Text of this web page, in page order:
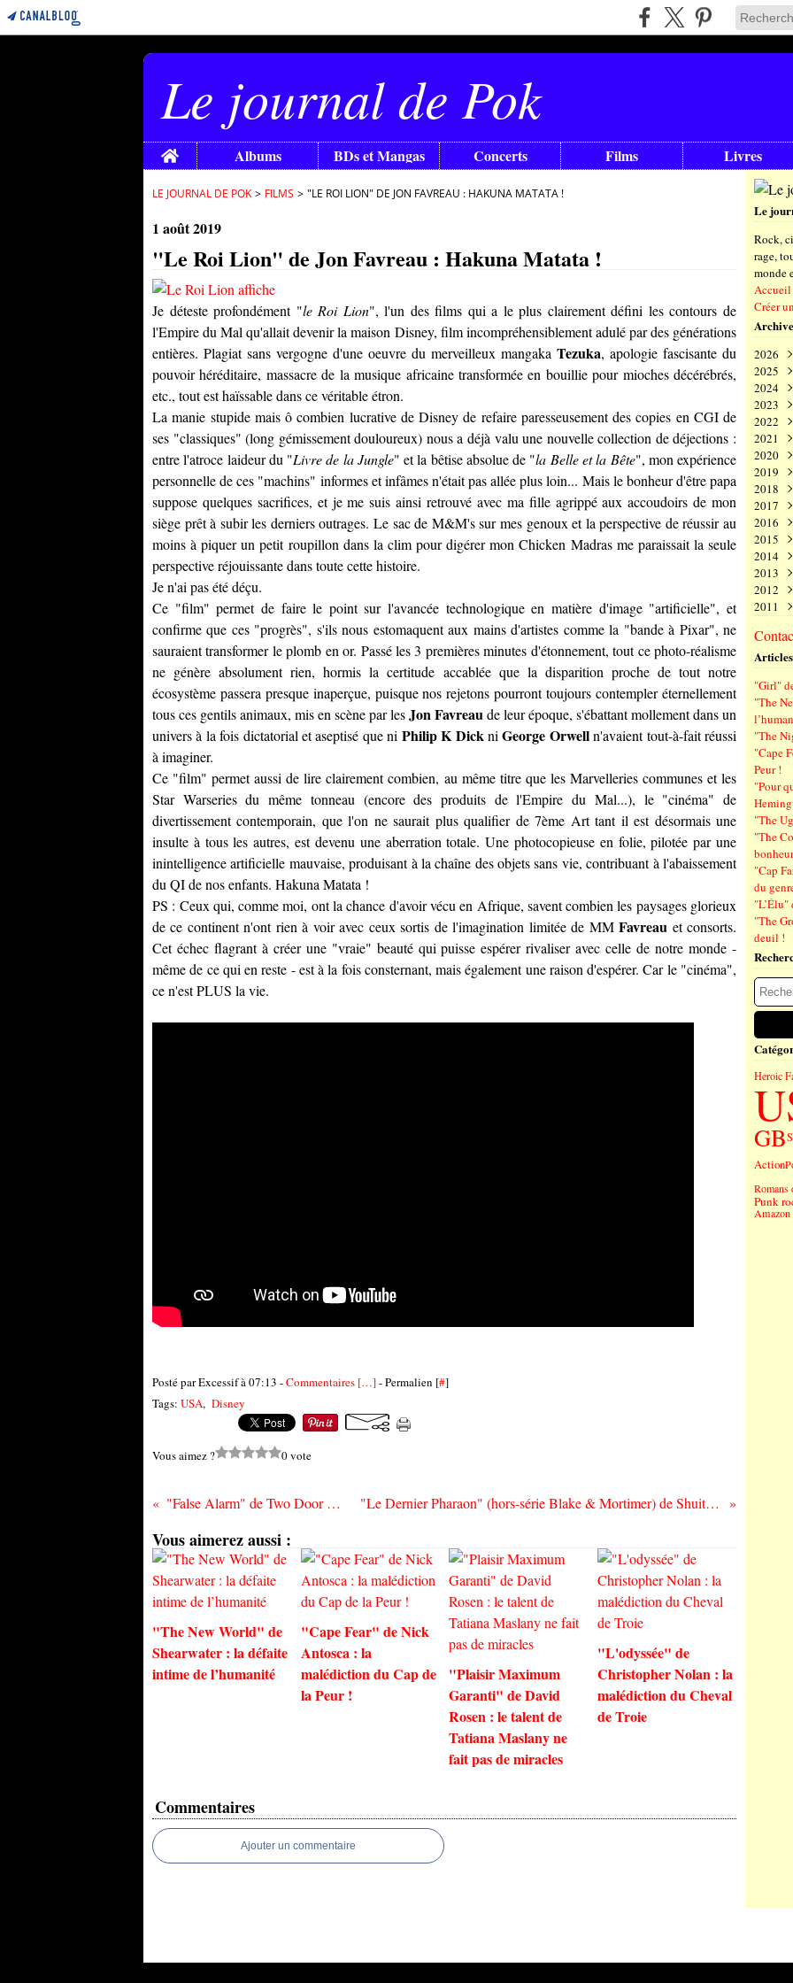
Le journal de Pok
Home Albums BDs et Mangas Concerts Films Livres
LE JOURNAL DE POK > FILMS > "LE ROI LION" DE JON FAVREAU : HAKUNA MATATA !
1 août 2019
"Le Roi Lion" de Jon Favreau : Hakuna Matata !
Je déteste profondément "le Roi Lion", l'un des films qui a le plus clairement défini les contours de
l'Empire du Mal qu'allait devenir la maison Disney, film incompréhensiblement adulé par des générations
entières. Plagiat sans vergogne d'une oeuvre du merveilleux mangaka Tezuka, apologie fascisante du
pouvoir héréditaire, massacre de la musique africaine transformée en bouillie pour mioches décérébrés,
etc., tout est haïssable dans ce véritable étron.
La manie stupide mais ô combien lucrative de Disney de refaire paresseusement des copies en CGI de
ses "classiques" (long gémissement douloureux) nous a déjà valu une nouvelle collection de déjections :
entre l'atroce laideur du "Livre de la Jungle" et la bêtise absolue de "la Belle et la Bête", mon expérience
personnelle de ces "machins" informes et infâmes n'était pas allée plus loin... Mais le bonheur d'être papa
suppose quelques sacrifices, et je me suis ainsi retrouvé avec ma fille agrippé aux accoudoirs de mon
siège prêt à subir les derniers outrages. Le sac de M&M's sur mes genoux et la perspective de réussir au
moins à piquer un petit roupillon dans la clim pour digérer mon Chicken Madras me paraissait la seule
perspective réjouissante dans toute cette histoire.
Je n'ai pas été déçu.
Ce "film" permet de faire le point sur l'avancée technologique en matière d'image "artificielle", et
confirme que ces "progrès", s'ils nous estomaquent aux mains d'artistes comme la "bande à Pixar", ne
sauraient transformer le plomb en or. Passé les 3 premières minutes d'étonnement, tout ce photo-réalisme
ne génère absolument rien, hormis la certitude accablée que la disparition proche de tout notre
écosystème passera presque inaperçue, puisque nos rejetons pourront toujours contempler éternellement
tous ces gentils animaux, mis en scène par lesJon Favreaude leur époque, s'ébattant mollement dans un
univers à la fois dictatorial et aseptisé que ni Philip K Dick niGeorge Orwelln'avaient tout-à-fait réussi
à imaginer.
Ce "film" permet aussi de lire clairement combien, au même titre que les Marvelleries communes et les
Star Warseries du même tonneau (encore des produits de l'Empire du Mal...), le "cinéma" de
divertissement contemporain, que l'on ne saurait plus qualifier de 7ème Art tant il est désormais une
insulte à tous les autres, est devenu une aberration totale. Une photocopieuse en folie, pilotée par une
inintelligence artificielle mauvaise, produisant à la chaîne des objets sans vie, contribuant à l'abaissement
du QI de nos enfants. Hakuna Matata !
PS : Ceux qui, comme moi, ont la chance d'avoir vécu en Afrique, savent combien les paysages glorieux
de ce continent n'ont rien à voir avec ceux sortis de l'imagination limitée de MMFavreau et consorts.
Cet échec flagrant à créer une "vraie" beauté qui puisse espérer rivaliser avec celle de notre monde -
même de ce qui en reste - est à la fois consternant, mais également une raison d'espérer. Car le "cinéma",
ce n'est PLUS la vie.
Posté par Excessif à 07:13 -Commentaires […]- Permalien [#]
Tags: USA, Disney
Vous aimez ? 0 vote
"False Alarm" de Two Door Cinema Club : la mutation "Le Dernier Pharaon" (hors-série Blake & Mortimer) de Shuiten et Van Dormael : une véritable catastrophe...
Vous aimerez aussi :
"The New World" de
Shearwater : la défaite
intime de l’humanité
"Cape Fear" de Nick
Antosca : la
malédiction du Cap de
la Peur !
"Plaisir Maximum
Garanti" de David
Rosen : le talent de
Tatiana Maslany ne
fait pas de miracles
"L'odyssée" de
Christopher Nolan : la
malédiction du Cheval
de Troie
Commentaires
Ajouter un commentaire
Le
Rock,
rage,
monde
Créer
2026
Août
Juillet
Juin
Mai
Avril
Mars
2025
Août
Juillet
Juin
Mai
Avril
Mars
2024
Août
Juillet
Juin
Mai
Avril
Mars
2023
Août
Juillet
Juin
Mai
Avril
Mars
2022
Août
Juillet
Juin
Mai
Avril
Mars
2021
Août
Juillet
Juin
Mai
Avril
Mars
2020
Août
Juillet
Juin
Mai
Avril
2019
Août
Juillet
Juin
Mai
2018
Août
Juillet
Juin
Mars
2017
Août
Juillet
Mai
Avril
2016
Août
Juin
Mai
2015
Juin
Mai
2014
Juin
Mai
2013
Août
Juin
Mai
2012
Juin
Mai
2011
"Girl"
"The
"The
"Cape
Peur !
"Pour
"The
"The
bonheur
"Cap
du
"L’Élu"
"The
deuil !
Heroic
GB
Action
Romans
Punk